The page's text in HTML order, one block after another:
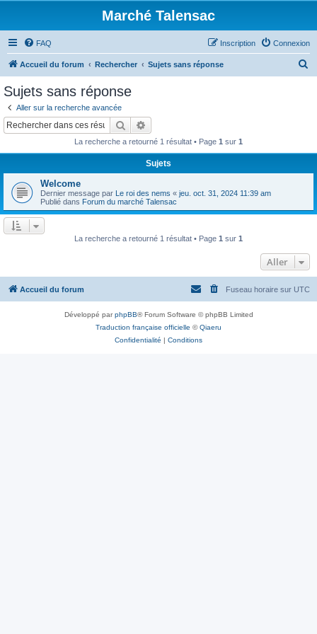
Marché Talensac
FAQ Connexion
Inscription
Accueil du forum Rechercher Sujets sans réponse
r
Sujets sans réponse
Aller sur la recherche avancée
Rechercher
La recherche a retourné 1 résultat • Page 1 sur 1
Sujets
Welcome
Dernier message par Le roi des nems « jeu. oct. 31, 2024 11:39 am
Publié dans Forum du marché Talensac
La recherche a retourné 1 résultat • Page 1 sur 1
Aller
Accueil du forum Fuseau horaire sur UTC
Développé parphpBB® Forum Software © phpBB Limited
Traduction française officielle ©Qiaeru
Confidentialité | Conditions